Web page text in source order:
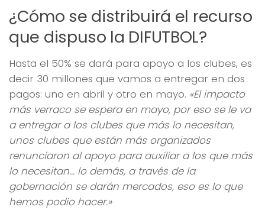
¿Cómo se distribuirá el recurso
que dispuso la DIFUTBOL?
Hasta el 50% se dará para apoyo a los clubes, es
decir 30 millones que vamos a entregar en dos
pagos: uno en abril y otro en mayo. «El impacto
más verraco se espera en mayo, por eso se le va
a entregar a los clubes que más lo necesitan,
unos clubes que están más organizados
renunciaron al apoyo para auxiliar a los que más
lo necesitan… lo demás, a través de la
gobernación se darán mercados, eso es lo que
hemos podio hacer.»